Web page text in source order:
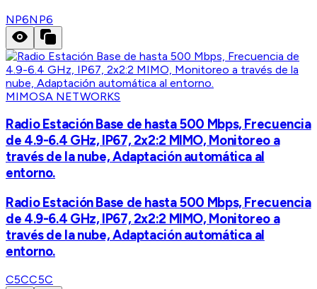
NP6NP6
MIMOSA NETWORKS
Radio Estación Base de hasta 500 Mbps, Frecuencia
de 4.9-6.4 GHz, IP67, 2x2:2 MIMO, Monitoreo a
través de la nube, Adaptación automática al
entorno.
Radio Estación Base de hasta 500 Mbps, Frecuencia
de 4.9-6.4 GHz, IP67, 2x2:2 MIMO, Monitoreo a
través de la nube, Adaptación automática al
entorno.
C5CC5C